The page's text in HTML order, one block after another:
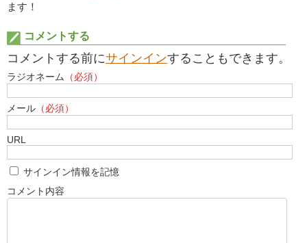
ます！
コメントする
コメントする前にサインインすることもできます。
ラジオネーム （必須）
メール （必須）
URL
サインイン情報を記憶
コメント内容